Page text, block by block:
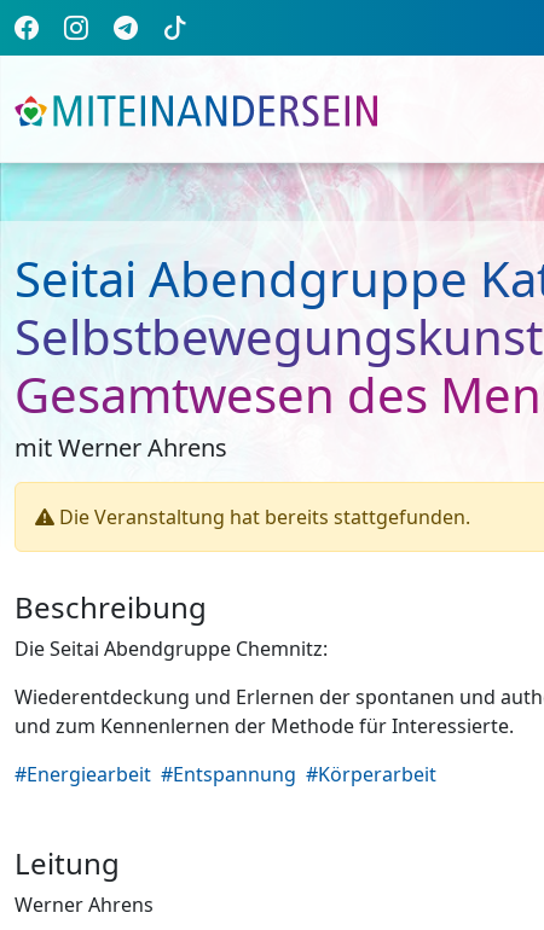
Seitai Abendgruppe
Gesamtwesen des
mit Werner Ahrens
Die Veranstaltung hat bereits stattgefunden.
Beschreibung
Die Seitai Abendgruppe Chemnitz:
Wiederentdeckung und Erlernen der spontanen und
und zum Kennenlernen der Methode für Interessierte.
#Energiearbeit #Entspannung #Körperarbeit
Leitung
Werner Ahrens